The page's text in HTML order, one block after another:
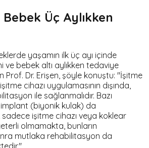
Üç Aylıkken
yaşamın ilk üç ayı içinde
ve bebek altı aylıkken tedaviye
Prof. Dr. Erişen, şöyle konuştu: "İşitme
cihazı uygulamasının dışında,
ile sağlanmalıdır. Bazı
(biyonik kulak) da
işitme cihazı veya koklear
olmamakta, bunların
mutlaka rehabilitasyon da